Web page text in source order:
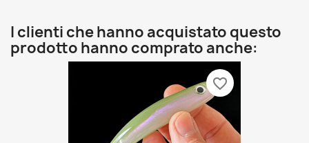
I clienti che hanno acquistato questo
prodotto hanno comprato anche:
favorite_border